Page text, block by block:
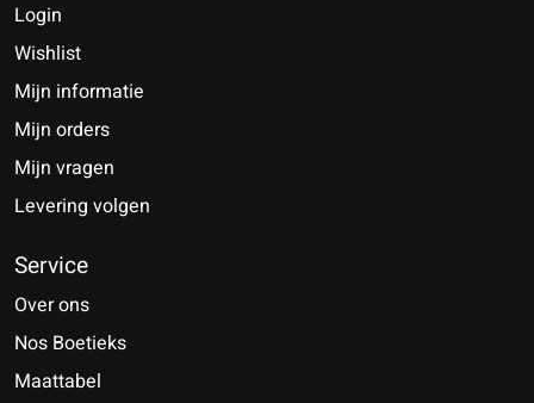
Login
Wishlist
Mijn informatie
Mijn orders
Mijn vragen
Levering volgen
Service
Over ons
Nos Boetieks
Maattabel